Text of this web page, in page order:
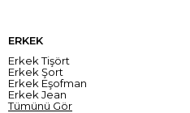
ERKEK
Erkek Tişört
Erkek Şort
Erkek Eşofman
Erkek Jean
Tümünü Gör